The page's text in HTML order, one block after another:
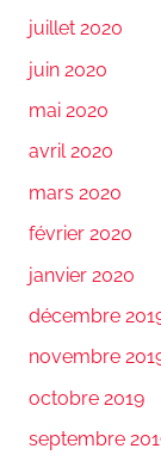
juillet 2020
juin 2020
mai 2020
avril 2020
mars 2020
février 2020
janvier 2020
décembre
novembre
octobre 2019
septembre